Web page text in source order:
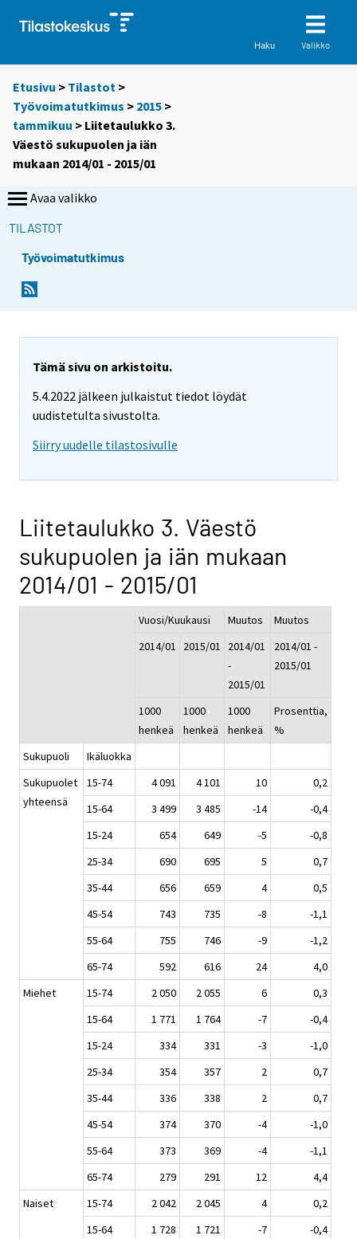
Haku Valikko
Etusivu > Tilastot >
Työvoimatutkimus > 2015 >
tammikuu > Liitetaulukko 3.
Väestö sukupuolen ja iän
mukaan 2014/01 - 2015/01
Avaa valikko
TILASTOT
Työvoimatutkimus
Tämä sivu on arkistoitu.
5.4.2022 jälkeen julkaistut tiedot löydät
uudistetulta sivustolta.
Siirry uudelle tilastosivulle
Liitetaulukko 3. Väestö
sukupuolen ja iän mukaan
2014/01 - 2015/01
Vuosi/Kuukausi Muutos
Muutos
2014/01
2015/01
2014/01
-
2015/01
2014/01 -
2015/01
1000
henkeä
1000
henkeä
1000
henkeä
Prosenttia,
%
Sukupuoli
Ikäluokka
Sukupuolet
yhteensä
15-74 4 091 4 101 10
0,2
15-64
3 499 3 485 -14
-0,4
15-24
654 649 -5
-0,8
25-34
690 695 5
0,7
35-44
656 659 4
0,5
45-54
743 735 -8
-1,1
55-64
755 746 -9
-1,2
65-74
592 616 24
4,0
Miehet
15-74 2 050 2 055 6
0,3
15-64
1 771 1 764 -7
-0,4
15-24
334 331 -3
-1,0
25-34
354 357 2
0,7
35-44
336 338 2
0,7
45-54
374 370 -4
-1,0
55-64
373 369 -4
-1,1
65-74
279 291 12
4,4
Naiset
15-74 2 042 2 045 4
0,2
15-64
1 728 1 721 -7
-0,4